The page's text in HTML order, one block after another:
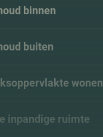
binnen
buiten
wonen
inpandige ruimte